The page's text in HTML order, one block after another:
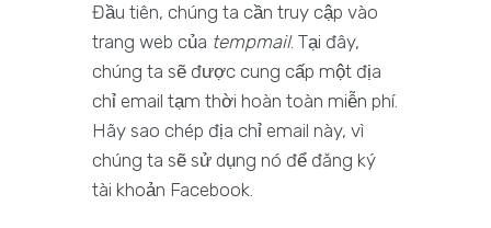
Đầu tiên, chúng ta cần truy cập vào
trang web của tempmail. Tại đây,
chúng ta sẽ được cung cấp một địa
chỉ email tạm thời hoàn toàn miễn phí.
Hãy sao chép địa chỉ email này, vì
chúng ta sẽ sử dụng nó để đăng ký
tài khoản Facebook.